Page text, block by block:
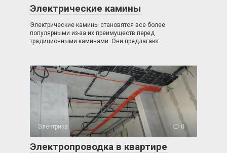
Электрические камины
Электрические камины становятся все более
популярными из-за их преимуществ перед
традиционными каминами. Они предлагают
Электрика 0
Электропроводка в квартире